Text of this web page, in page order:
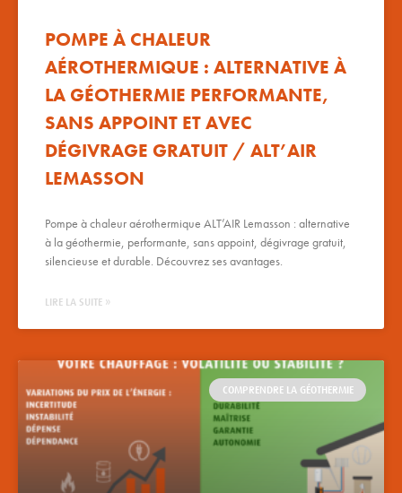
POMPE À CHALEUR
AÉROTHERMIQUE : ALTERNATIVE À
LA GÉOTHERMIE PERFORMANTE,
SANS APPOINT ET AVEC
DÉGIVRAGE GRATUIT / ALT’AIR
LEMASSON
Pompe à chaleur aérothermique ALT’AIR Lemasson : alternative
à la géothermie, performante, sans appoint, dégivrage gratuit,
silencieuse et durable. Découvrez ses avantages.
LIRE LA SUITE »
COMPRENDRE LA GÉOTHERMIE